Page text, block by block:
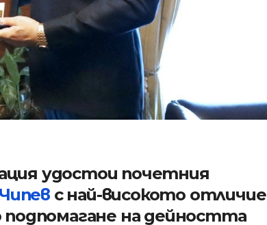
удостои почетния
с най-високото отличие
подпомагане на дейността